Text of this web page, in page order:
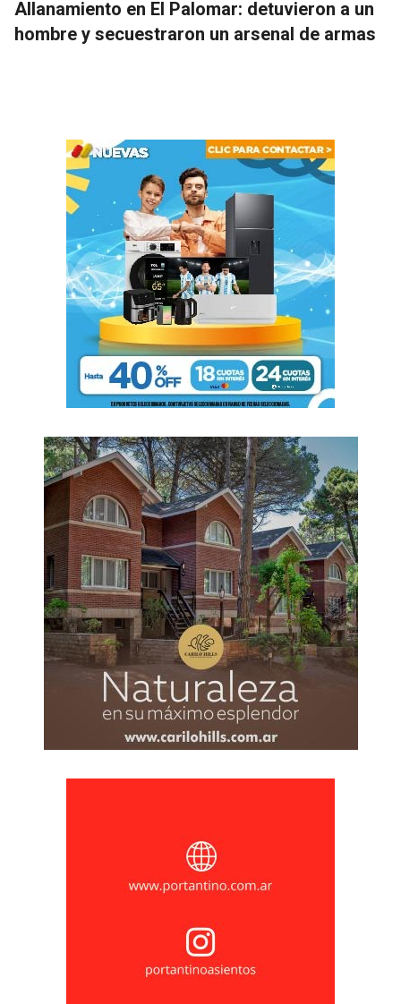
Allanamiento en El Palomar: detuvieron a un
hombre y secuestraron un arsenal de armas